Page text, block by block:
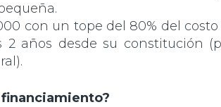
con un tope del 80% del
2 años desde su constitución